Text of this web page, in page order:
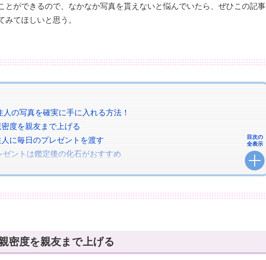
とができるので、なかなか写真を貰えないと悩んでいたら、ぜひこの記事
みてほしいと思う。
人の写真を確実に手に入れる方法！
密度を親友まで上げる
に毎日のプレゼントを渡す
ゼントは鑑定後の化石がおすすめ
を再開
目で写真キターー！
目次の
全表示
密度を親友まで上げる